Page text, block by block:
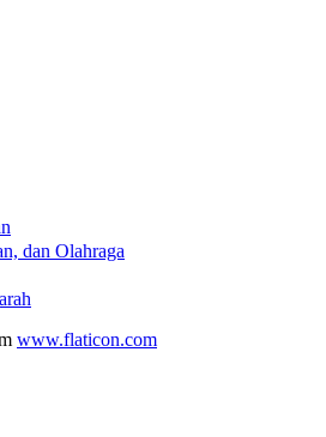
dan Olahraga
www.flaticon.com